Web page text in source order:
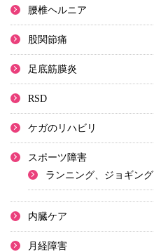
腰椎ヘルニア
股関節痛
足底筋膜炎
RSD
ケガのリハビリ
スポーツ障害
ランニング、ジョギング
内臓ケア
月経障害